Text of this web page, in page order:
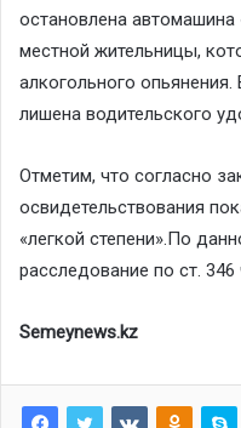
остановлена автомашина
местной жительницы,
алкогольного
лишена водительского
Отметим, что согласно
освидетельствования
«легкой степени».По
расследование по ст.
Semeynews.kz